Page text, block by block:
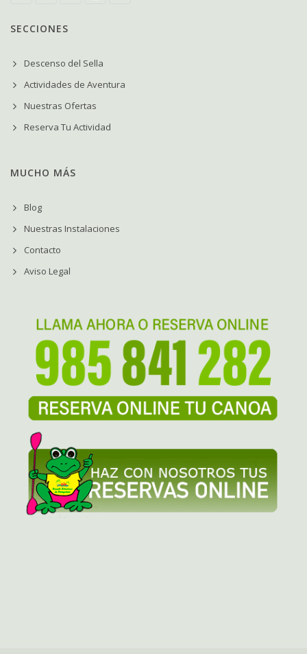
SECCIONES
Descenso del Sella
Actividades de Aventura
Nuestras Ofertas
Reserva Tu Actividad
MUCHO MÁS
Blog
Nuestras Instalaciones
Contacto
Aviso Legal